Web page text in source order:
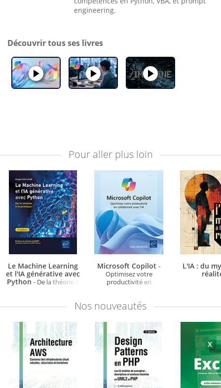
engineering.
Découvrir tous ses livres
Pour aller plus loin
Le Machine Learning
et l'IA générative avec
Python - De la théorie à
Microsoft Copilot -
Optimisez votre
productivité en
L'IA : du
Nos nouveautés